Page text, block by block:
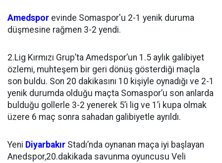
Amedspor evinde Somaspor'u 2-1 yenik duruma
düşmesine rağmen 3-2 yendi.
2.Lig Kırmızı Grup’ta Amedspor’un 1.5 aylık galibiyet
özlemi, muhteşem bir geri dönüş gösterdiği maçla
son buldu. Son 20 dakikasını 10 kişiyle oynadığı ve 2-1
yenik durumda olduğu maçta Somaspor’u son anlarda
bulduğu gollerle 3-2 yenerek 5’i lig ve 1’i kupa olmak
üzere 6 maç sonra sahadan galibiyetle ayrıldı.
Yeni Diyarbakır Stadı’nda oynanan maça iyi başlayan
Anedspor,20.dakikada savunma oyuncusu Veli